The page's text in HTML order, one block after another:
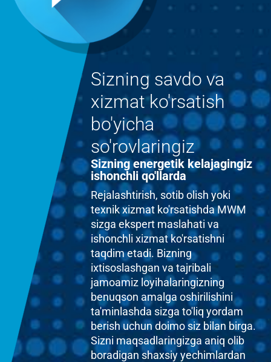
Sizning savdo va
xizmat ko'rsatish
bo'yicha
so'rovlaringiz
Sizning energetik kelajagingiz
ishonchli qo'llarda
Rejalashtirish, sotib olish yoki
texnik xizmat ko'rsatishda MWM
sizga ekspert maslahati va
ishonchli xizmat ko'rsatishni
taqdim etadi. Bizning
ixtisoslashgan va tajribali
jamoamiz loyihalaringizning
benuqson amalga oshirilishini
ta'minlashda sizga to'liq yordam
berish uchun doimo siz bilan birga.
Sizni maqsadlaringizga aniq olib
boradigan shaxsiy yechimlardan